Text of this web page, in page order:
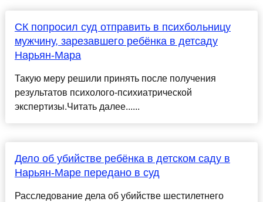
СК попросил суд отправить в психбольницу
мужчину, зарезавшего ребёнка в детсаду
Нарьян-Мара
Такую меру решили принять после получения
результатов психолого-психиатрической
экспертизы.Читать далее......
Дело об убийстве ребёнка в детском саду в
Нарьян-Маре передано в суд
Расследование дела об убийстве шестилетнего